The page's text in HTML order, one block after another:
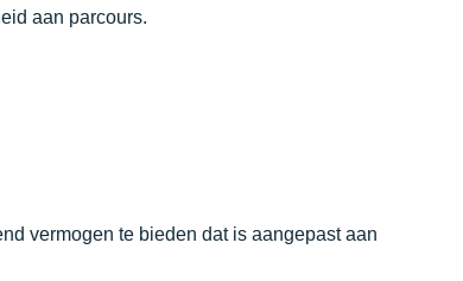
aan parcours.
vermogen te bieden dat is aangepast aan